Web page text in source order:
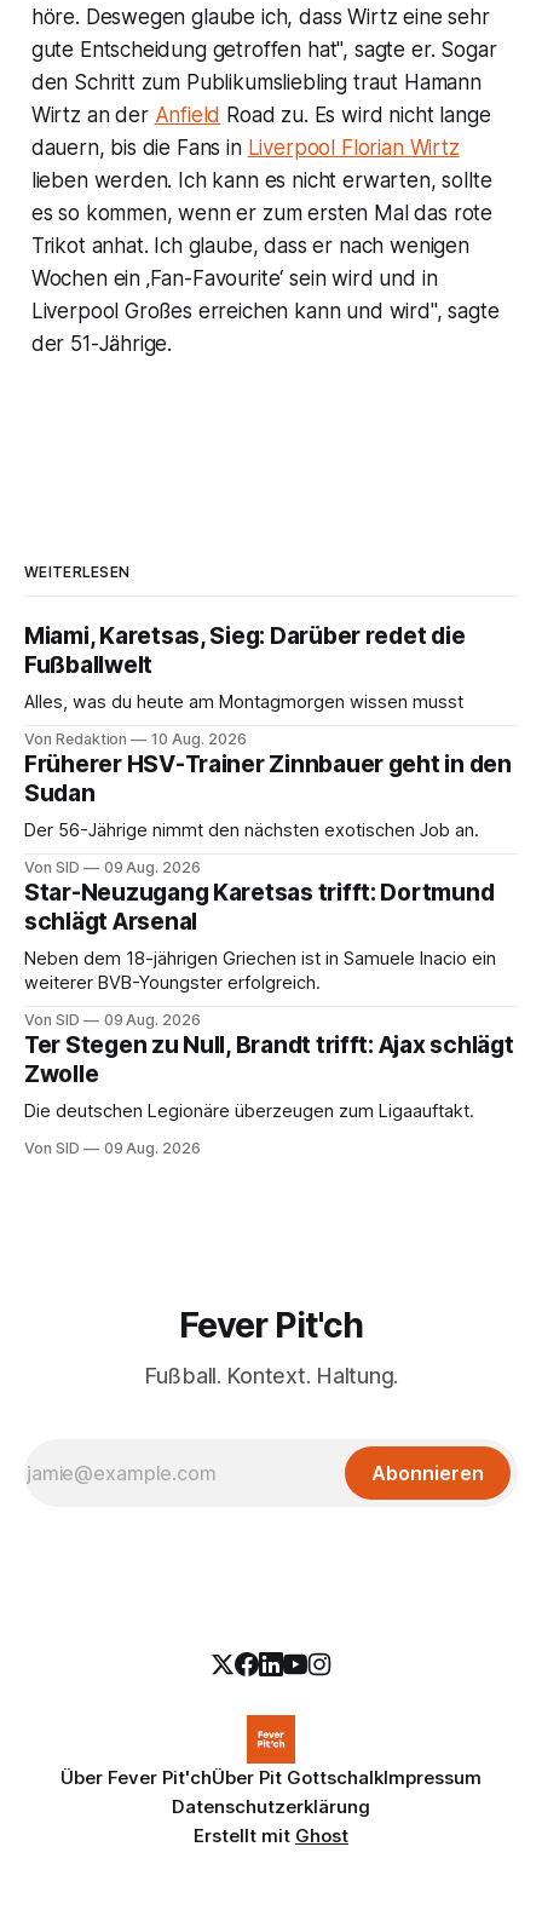
höre. Deswegen glaube ich, dass Wirtz eine sehr
gute Entscheidung getroffen hat", sagte er. Sogar
den Schritt zum Publikumsliebling traut Hamann
Wirtz an der Anfield Road zu. Es wird nicht lange
dauern, bis die Fans in Liverpool Florian Wirtz
lieben werden. Ich kann es nicht erwarten, sollte
es so kommen, wenn er zum ersten Mal das rote
Trikot anhat. Ich glaube, dass er nach wenigen
Wochen ein ‚Fan-Favourite‘ sein wird und in
Liverpool Großes erreichen kann und wird", sagte
der 51-Jährige.
WEITERLESEN
Miami, Karetsas, Sieg: Darüber redet die
Fußballwelt
Alles, was du heute am Montagmorgen wissen musst
Von Redaktion 10 Aug. 2026
Früherer HSV-Trainer Zinnbauer geht in den
Sudan
Der 56-Jährige nimmt den nächsten exotischen Job an.
Von SID 09 Aug. 2026
Star-Neuzugang Karetsas trifft: Dortmund
schlägt Arsenal
Neben dem 18-jährigen Griechen ist in Samuele Inacio ein
weiterer BVB-Youngster erfolgreich.
Von SID 09 Aug. 2026
Ter Stegen zu Null, Brandt trifft: Ajax schlägt
Zwolle
Die deutschen Legionäre überzeugen zum Ligaauftakt.
Von SID 09 Aug. 2026
Fever Pit'ch
Fußball. Kontext. Haltung.
Abonnieren
Über Fever Pit'chÜber Pit GottschalkImpressum
Datenschutzerklärung
Erstellt mit Ghost